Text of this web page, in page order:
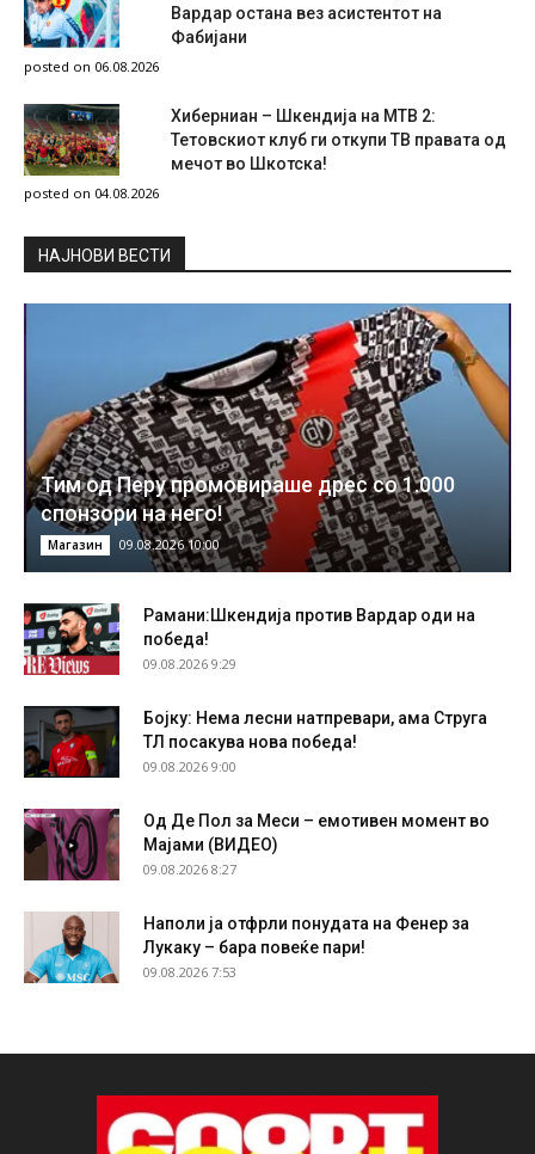
Вардар остана вез асистентот на
Фабијани
posted on 06.08.2026
Хиберниан – Шкендија на МТВ 2:
Тетовскиот клуб ги откупи ТВ правата од
мечот во Шкотска!
posted on 04.08.2026
НAЈНОВИ ВЕСТИ
Тим од Перу промовираше дрес со 1.000
спонзори на него!
Магазин 09.08.2026 10:00
Рамани:Шкендија против Вардар оди на
победа!
09.08.2026 9:29
Бојку: Нема лесни натпревари, ама Струга
ТЛ посакува нова победа!
09.08.2026 9:00
Од Де Пол за Меси – емотивен момент во
Мајами (ВИДЕО)
09.08.2026 8:27
Наполи ја отфрли понудата на Фенер за
Лукаку – бара повеќе пари!
09.08.2026 7:53